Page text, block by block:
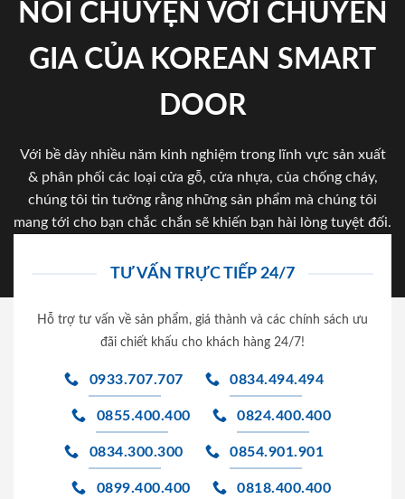
NÓI CHUYỆN VỚI CHUYÊN
GIA CỦA KOREAN SMART
DOOR
Với bề dày nhiều năm kinh nghiệm trong lĩnh vực sản xuất
& phân phối các loại cửa gỗ, cửa nhựa, của chống cháy,
chúng tôi tin tưởng rằng những sản phẩm mà chúng tôi
mang tới cho bạn chắc chắn sẽ khiến bạn hài lòng tuyệt đối.
TƯ VẤN TRỰC TIẾP 24/7
Hỗ trợ tư vấn về sản phẩm, giá thành và các chính sách ưu
đãi chiết khấu cho khách hàng 24/7!
0933.707.707 0834.494.494
0855.400.400 0824.400.400
0834.300.300 0854.901.901
0899.400.400 0818.400.400